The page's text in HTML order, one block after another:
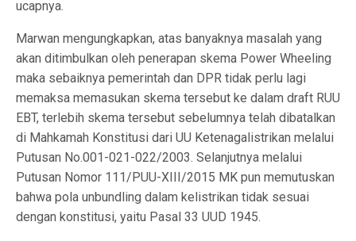
ucapnya.
Marwan mengungkapkan, atas banyaknya masalah yang
akan ditimbulkan oleh penerapan skema Power Wheeling
maka sebaiknya pemerintah dan DPR tidak perlu lagi
memaksa memasukan skema tersebut ke dalam draft RUU
EBT, terlebih skema tersebut sebelumnya telah dibatalkan
di Mahkamah Konstitusi dari UU Ketenagalistrikan melalui
Putusan No.001-021-022/2003. Selanjutnya melalui
Putusan Nomor 111/PUU-XIII/2015 MK pun memutuskan
bahwa pola unbundling dalam kelistrikan tidak sesuai
dengan konstitusi, yaitu Pasal 33 UUD 1945.